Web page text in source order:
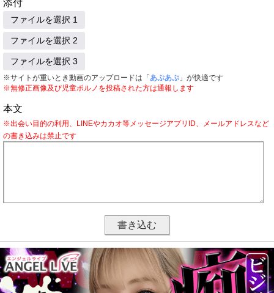
添付
ファイルを選択 1
ファイルを選択 2
ファイルを選択 3
※サイトが重いとき動画のアップロードは「 あぷあぷ 」が快適です
※無修正画像及び児童ポルノを投稿された方は通報します
本文
※出会い目的の利用、LINEやカカオ等メッセージアプリID、メールアドレスなど
の書き込みは禁止です